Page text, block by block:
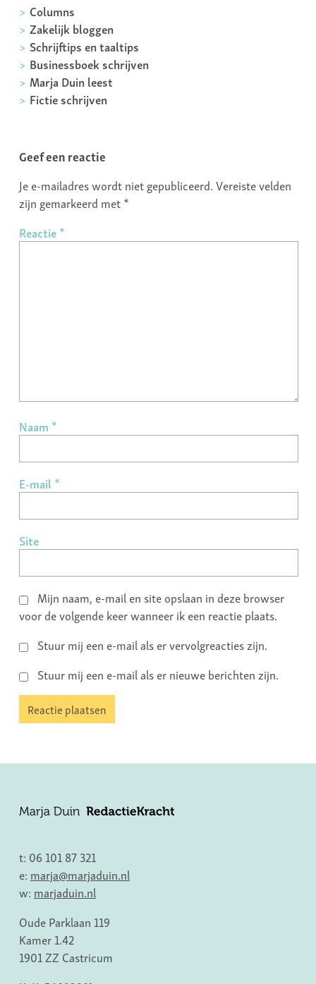
Columns
Zakelijk bloggen
Schrijftips en taaltips
Businessboek schrijven
Marja Duin leest
Fictie schrijven
Geef een reactie
Je e-mailadres wordt niet gepubliceerd.Vereiste velden
zijn gemarkeerd met*
Reactie*
Naam *
E-mail*
Site
Mijn naam, e-mail en site opslaan in deze browser
voor de volgende keer wanneer ik een reactie plaats.
Stuur mij een e-mail als er vervolgreacties zijn.
Stuur mij een e-mail als er nieuwe berichten zijn.
t: 06 101 87 321
e: marja@marjaduin.nl
w: marjaduin.nl
Oude Parklaan 119
Kamer 1.42
1901 ZZ Castricum